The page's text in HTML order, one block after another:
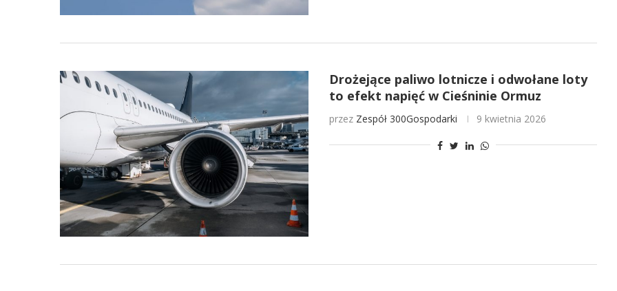
Drożejące paliwo lotnicze i odwołane loty
to efekt napięć w Cieśninie Ormuz
przez Zespół 300Gospodarki 9 kwietnia 2026